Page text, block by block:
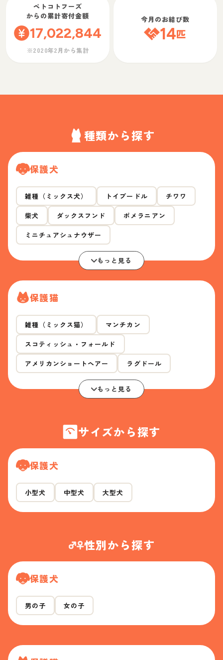
ペトコトフーズ
からの累計寄付金額
17,022,844
※2020年2月から集計
今月のお結び数
14匹
種類から探す
保護犬
雑種（ミックス犬） トイプードル チワワ
柴犬 ダックスフンド ポメラニアン
ミニチュアシュナウザー
もっと見る
保護猫
雑種（ミックス猫） マンチカン
スコティッシュ・フォールド
アメリカンショートヘアー ラグドール
もっと見る
サイズから探す
保護犬
小型犬 中型犬 大型犬
性別から探す
保護犬
男の子 女の子